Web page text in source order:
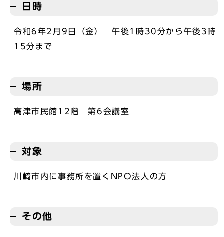
日時
令和6年2月9日（金） 午後1時30分から午後3時
15分まで
場所
高津市民館12階 第6会議室
対象
川崎市内に事務所を置くNPO法人の方
その他